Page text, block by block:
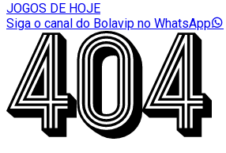
JOGOS DE HOJE
Siga o canal do Bolavip no WhatsApp